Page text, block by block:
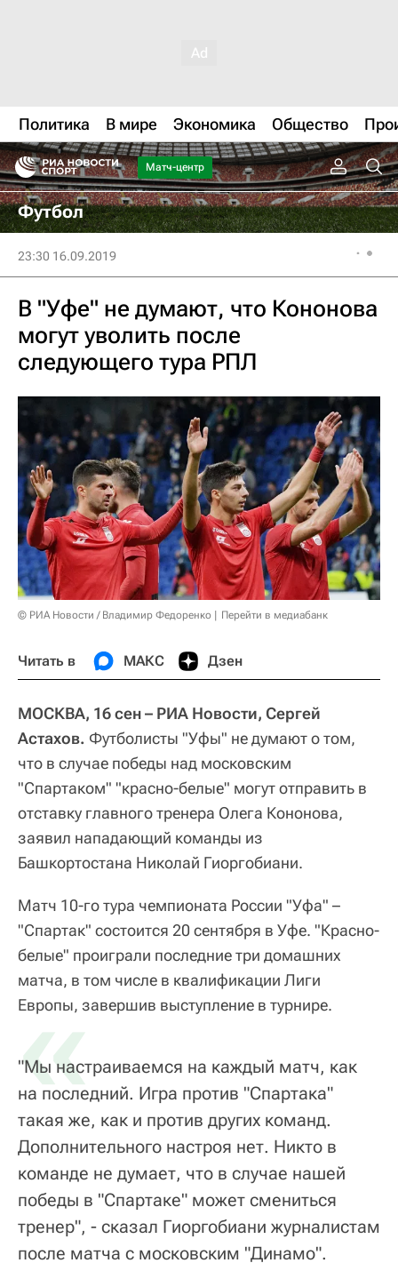
Политика В мире Экономика Общество
Матч-центр
Футбол
23:30 16.09.2019
В "Уфе" не думают, что Кононова
могут уволить после
следующего тура РПЛ
© РИА Новости / Владимир Федоренко Перейти в медиабанк
Читать в МАКС Дзен
МОСКВА, 16 сен – РИА Новости, Сергей
Астахов. Футболисты "Уфы" не думают о том,
что в случае победы над московским
"Спартаком" "красно-белые" могут отправить в
отставку главного тренера Олега Кононова,
заявил нападающий команды из
Башкортостана Николай Гиоргобиани.
Матч 10-го тура чемпионата России "Уфа" –
"Спартак" состоится 20 сентября в Уфе. "Красно-
белые" проиграли последние три домашних
матча, в том числе в квалификации Лиги
Европы, завершив выступление в турнире.
«
"Мы настраиваемся на каждый матч, как
на последний. Игра против "Спартака"
такая же, как и против других команд.
Дополнительного настроя нет. Никто в
команде не думает, что в случае нашей
победы в "Спартаке" может смениться
тренер", - сказал Гиоргобиани журналистам
после матча с московским "Динамо".